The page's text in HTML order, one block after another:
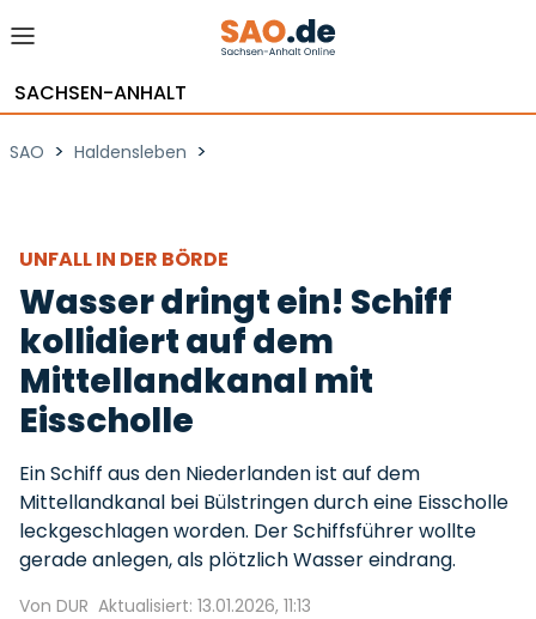
SACHSEN-ANHALT
SAO > Haldensleben >
UNFALL IN DER BÖRDE
Wasser dringt ein! Schiff
kollidiert auf dem
Mittellandkanal mit
Eisscholle
Ein Schiff aus den Niederlanden ist auf dem
Mittellandkanal bei Bülstringen durch eine Eisscholle
leckgeschlagen worden. Der Schiffsführer wollte
gerade anlegen, als plötzlich Wasser eindrang.
Von DUR Aktualisiert: 13.01.2026, 11:13